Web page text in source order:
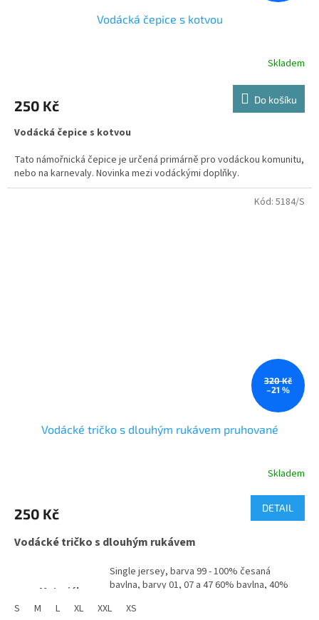
Vodácká čepice s kotvou
Skladem
250 Kč Do košíku
Vodácká čepice s kotvou
Tato námořnická čepice je určená primárně pro vodáckou komunitu,
nebo na karnevaly. Novinka mezi vodáckými doplňky.
320 Kč
–21 %
Vodácké tričko s dlouhým rukávem pruhované
je
z
Skladem
250 Kč DETAIL
Vodácké tričko s dlouhým rukávem
Materiál:
Single jersey, barva 99 - 100% česaná
bavlna, barvy 01, 07 a 47 60% bavlna, 40%
úprava, barveno v přízi
S M L XL XXL XS
Kód: 5184/S